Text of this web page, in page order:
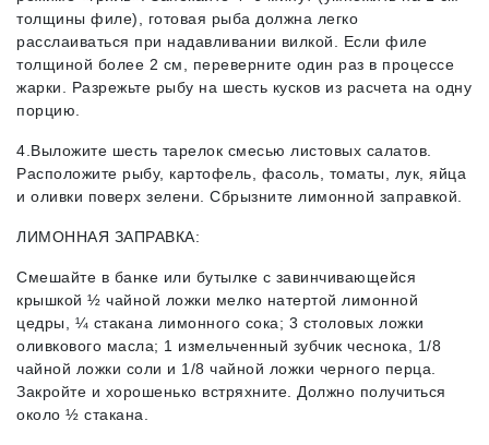
толщины филе), готовая рыба должна легко
расслаиваться при надавливании вилкой. Если филе
толщиной более 2 см, переверните один раз в процессе
жарки. Разрежьте рыбу на шесть кусков из расчета на одну
порцию.
4.Выложите шесть тарелок смесью листовых салатов.
Расположите рыбу, картофель, фасоль, томаты, лук, яйца
и оливки поверх зелени. Сбрызните лимонной заправкой.
ЛИМОННАЯ ЗАПРАВКА:
Смешайте в банке или бутылке с завинчивающейся
крышкой ½ чайной ложки мелко натертой лимонной
цедры, ¼ стакана лимонного сока; 3 столовых ложки
оливкового масла; 1 измельченный зубчик чеснока, 1/8
чайной ложки соли и 1/8 чайной ложки черного перца.
Закройте и хорошенько встряхните. Должно получиться
около ½ стакана.